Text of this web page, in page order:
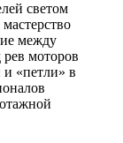
светом
между
рев моторов
«петли» в